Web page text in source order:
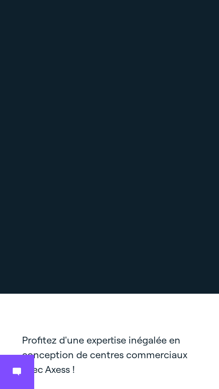
Profitez d'une expertise inégalée en
conception de centres commerciaux
avec Axess !